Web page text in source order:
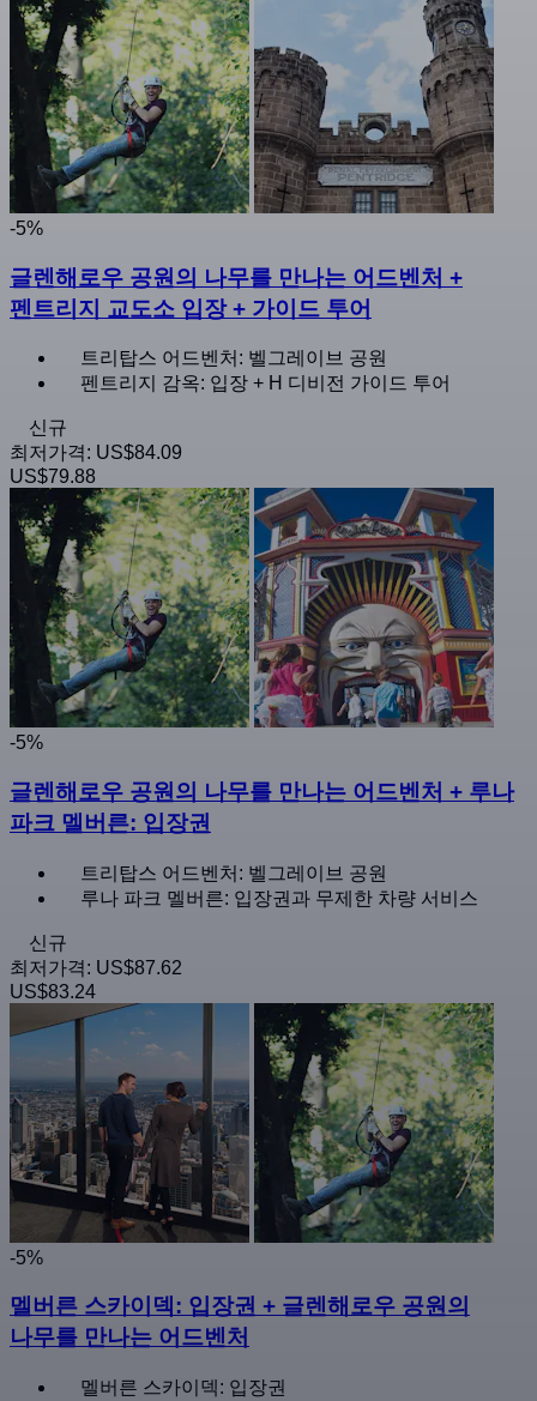
-5%
글렌해로우 공원의 나무를 만나는 어드벤처 +
펜트리지 교도소 입장 + 가이드 투어
트리탑스 어드벤처: 벨그레이브 공원
펜트리지 감옥: 입장 + H 디비전 가이드 투어
신규
최저가격: US$84.09
US$79.88
-5%
글렌해로우 공원의 나무를 만나는 어드벤처 + 루나
파크 멜버른: 입장권
트리탑스 어드벤처: 벨그레이브 공원
루나 파크 멜버른: 입장권과 무제한 차량 서비스
신규
최저가격: US$87.62
US$83.24
-5%
멜버른 스카이덱: 입장권 + 글렌해로우 공원의
나무를 만나는 어드벤처
멜버른 스카이덱: 입장권